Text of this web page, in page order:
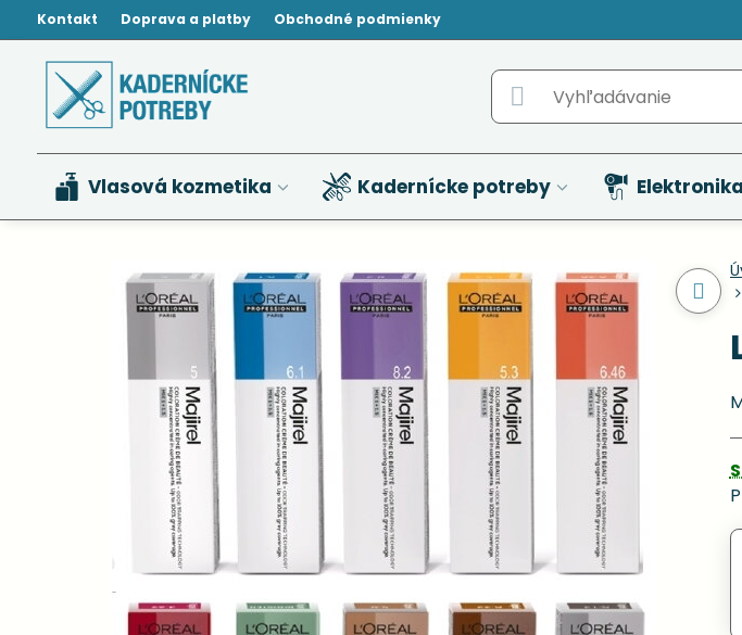
Kontakt Doprava a platby Obchodné podmienky
Vlasová kozmetika Kadernícke potreby